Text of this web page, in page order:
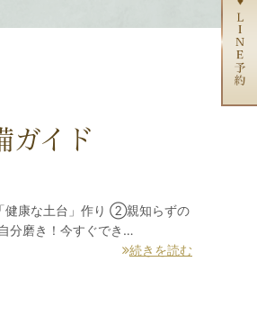
ガイド
健康な土台」作り ②親知らずの
分磨き！今すぐでき…
続きを読む